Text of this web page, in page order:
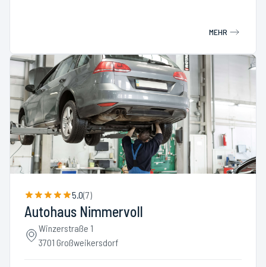
MEHR
5.0(7)
Autohaus Nimmervoll
Winzerstraße 1
3701 Großweikersdorf